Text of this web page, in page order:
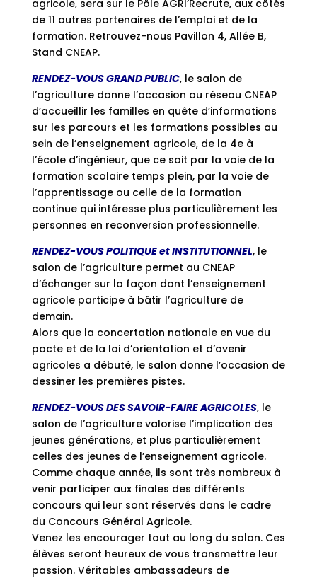
agricole, sera sur le Pôle AGRI’Recrute, aux côtés
de 11 autres partenaires de l’emploi et de la
formation. Retrouvez-nous Pavillon 4, Allée B,
Stand CNEAP.
RENDEZ-VOUS GRAND PUBLIC, le salon de
l’agriculture donne l’occasion au réseau CNEAP
d’accueillir les familles en quête d’informations
sur les parcours et les formations possibles au
sein de l’enseignement agricole, de la 4e à
l’école d’ingénieur, que ce soit par la voie de la
formation scolaire temps plein, par la voie de
l’apprentissage ou celle de la formation
continue qui intéresse plus particulièrement les
personnes en reconversion professionnelle.
RENDEZ-VOUS POLITIQUE et INSTITUTIONNEL, le
salon de l’agriculture permet au CNEAP
d’échanger sur la façon dont l’enseignement
agricole participe à bâtir l’agriculture de
demain.
Alors que la concertation nationale en vue du
pacte et de la loi d’orientation et d’avenir
agricoles a débuté, le salon donne l’occasion de
dessiner les premières pistes.
RENDEZ-VOUS DES SAVOIR-FAIRE AGRICOLES, le
salon de l’agriculture valorise l’implication des
jeunes générations, et plus particulièrement
celles des jeunes de l’enseignement agricole.
Comme chaque année, ils sont très nombreux à
venir participer aux finales des différents
concours qui leur sont réservés dans le cadre
du Concours Général Agricole.
Venez les encourager tout au long du salon. Ces
élèves seront heureux de vous transmettre leur
passion. Véritables ambassadeurs de